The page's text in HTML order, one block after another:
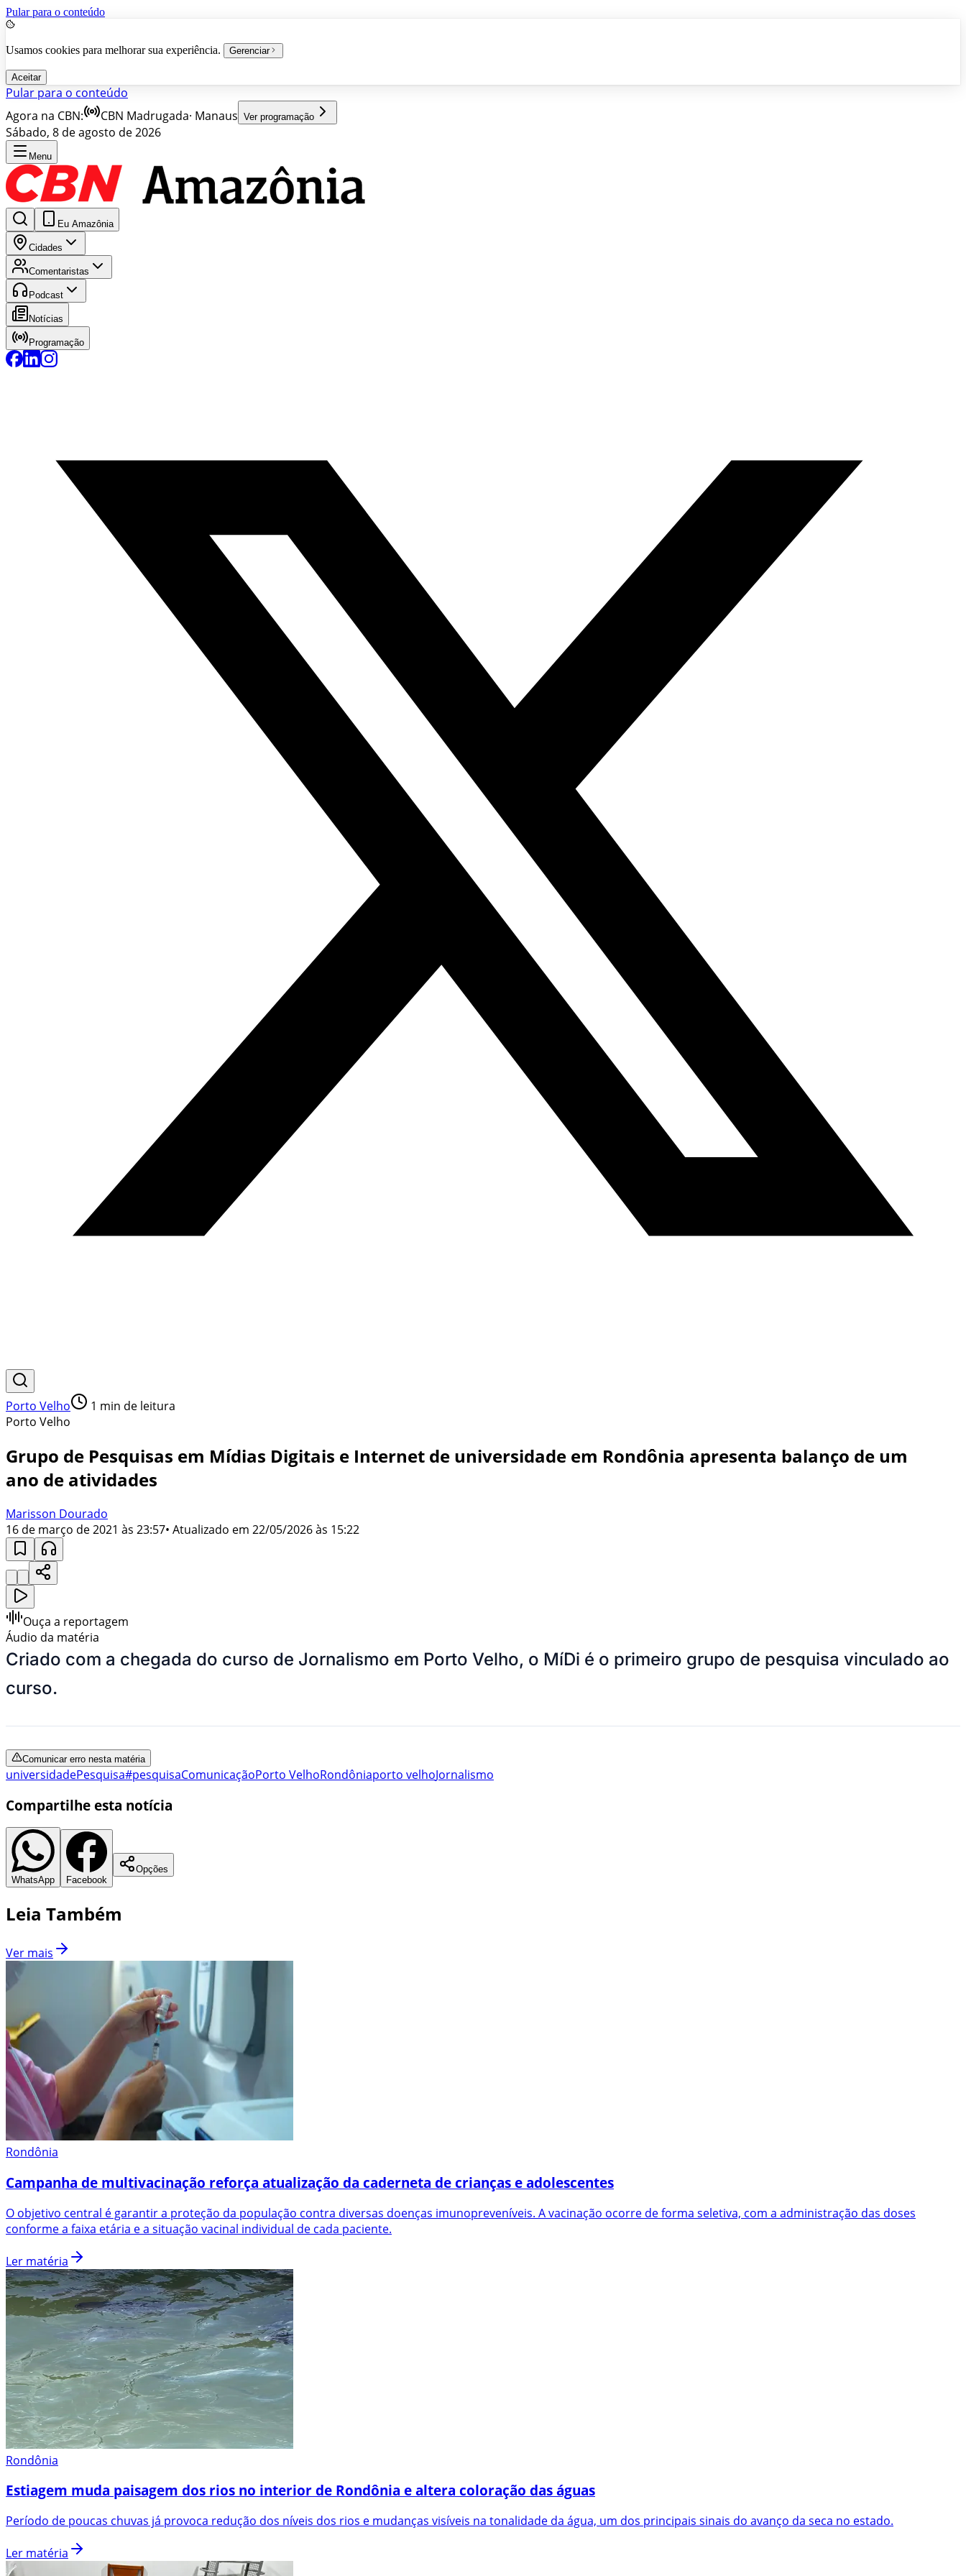
Pular para o conteúdo
Usamos cookies para melhorar sua experiência. Gerenciar
Aceitar
Pular para o conteúdo
Agora na CBN:
CBN Madrugada· Manaus Ver programação
Sábado, 8 de agosto de 2026
Menu
Eu Amazônia
Cidades
Comentaristas
Podcast
Notícias
Programação
Porto Velho 1 min de leitura
Porto Velho
Grupo de Pesquisas em Mídias Digitais e Internet de universidade em Rondônia apresenta balanço de um
ano de atividades
Marisson Dourado
16 de março de 2021 às 23:57• Atualizado em 22/05/2026 às 15:22
Ouça a reportagem
Áudio da matéria
Criado com a chegada do curso de Jornalismo em Porto Velho, o MíDi é o primeiro grupo de pesquisa vinculado ao
curso.
Comunicar erro nesta matéria
universidadePesquisa#pesquisaComunicaçãoPorto VelhoRondôniaporto velhoJornalismo
Compartilhe esta notícia
WhatsApp Facebook
Opções
Leia Também
Ver mais
Rondônia
Campanha de multivacinação reforça atualização da caderneta de crianças e adolescentes
O objetivo central é garantir a proteção da população contra diversas doenças imunopreveníveis. A vacinação ocorre de forma seletiva, com a administração das doses
conforme a faixa etária e a situação vacinal individual de cada paciente.
Ler matéria
Rondônia
Estiagem muda paisagem dos rios no interior de Rondônia e altera coloração das águas
Período de poucas chuvas já provoca redução dos níveis dos rios e mudanças visíveis na tonalidade da água, um dos principais sinais do avanço da seca no estado.
Ler matéria